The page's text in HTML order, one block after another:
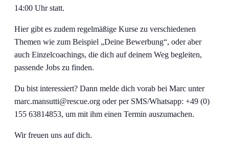
14:00 Uhr statt.
Hier gibt es zudem regelmäßige Kurse zu verschiedenen
Themen wie zum Beispiel „Deine Bewerbung“, oder aber
auch Einzelcoachings, die dich auf deinem Weg begleiten,
passende Jobs zu finden.
Du bist interessiert? Dann melde dich vorab bei Marc unter
marc.mansutti@rescue.org oder per SMS/Whatsapp: +49 (0)
155 63814853, um mit ihm einen Termin auszumachen.
Wir freuen uns auf dich.